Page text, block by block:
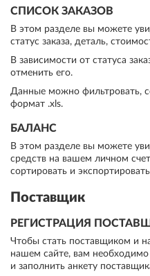
СПИСОК ЗАКАЗОВ
В этом разделе вы можете
статус заказа, деталь,
В зависимости от статуса
отменить его.
Данные можно фильтровать,
формат .xls.
БАЛАНС
В этом разделе вы можете
средств на вашем личном
сортировать и
Поставщик
РЕГИСТРАЦИЯ
Чтобы стать поставщиком и
нашем сайте, вам необходимо
и заполнить анкету